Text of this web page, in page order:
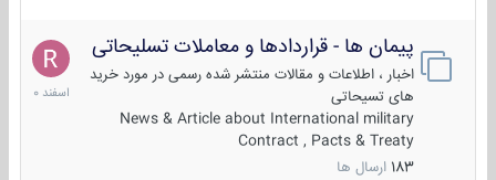
پیمان ها - قراردادها و معاملات تسلیحاتی
اخبار ، اطلاعات و مقالات منتشر شده رسمی در مورد خرید
های تسیحاتی
News & Article about International military
Contract , Pacts & Treaty
183 ارسال ها
7
اسفند
1400